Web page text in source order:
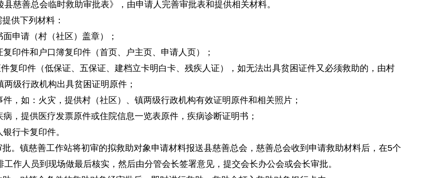
县慈善总会临时救助审批表》，由申请人完善审批表和提供相关材料。
供下列材料：
面申请（村（社区）盖章）；
复印件和户口簿复印件（首页、户主页、申请人页）；
复印件（低保证、五保证、建档立卡明白卡、残疾人证），如无法出具贫困证件又必须救助的，由村
两级行政机构出具贫困证明原件；
件，如：火灾，提供村（社区）、镇两级行政机构有效证明原件和相关照片；
病，提供医疗发票原件或住院信息一览表原件，疾病诊断证明书；
行卡复印件。
批。镇慈善工作站将初审的拟救助对象申请材料报送县慈善总会，慈善总会收到申请救助材料后，在5个
工作人员到现场做最后核实，然后由分管会长签署意见，提交会长办公会或会长审批。